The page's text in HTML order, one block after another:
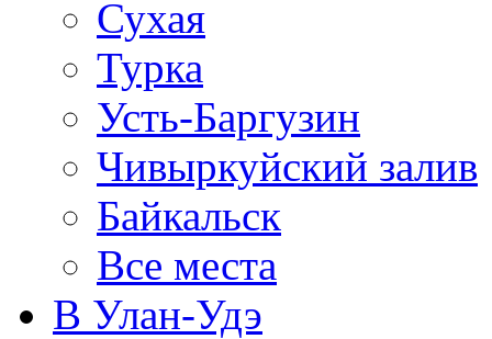
Сухая
Турка
Усть-Баргузин
Чивыркуйский залив
Байкальск
Все места
В Улан-Удэ